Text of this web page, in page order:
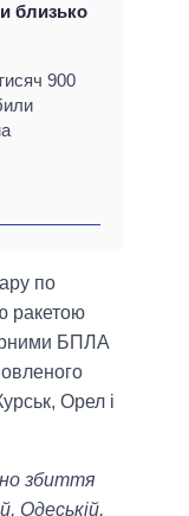
близько
900
по
ракетою
БПЛА
Орел і
збиття
Одеській,